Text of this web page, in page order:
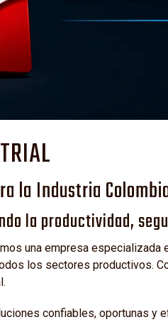
la Industria
la productividad,
una empresa especializada
los sectores productivos.
confiables, oportunas y